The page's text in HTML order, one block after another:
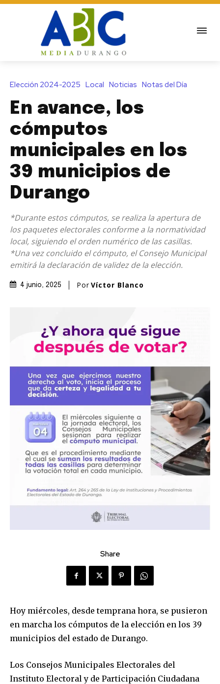
Elección 2024-2025 Local Noticias Notas del Día
En avance, los
cómputos
municipales en los
39 municipios de
Durango
*Durante estos cómputos, se realiza la apertura de
los paquetes electorales conforme a la normatividad
local, siguiendo el orden numérico de las casillas.
*Una vez concluido el cómputo, el Consejo Municipal
emitirá la declaración de validez de la elección.
4 junio, 2025 PorVíctor Blanco
Share
Hoy miércoles, desde temprana hora, se pusieron
en marcha los cómputos de la elección en los 39
municipios del estado de Durango.
Los Consejos Municipales Electorales del
Instituto Electoral y de Participación Ciudadana